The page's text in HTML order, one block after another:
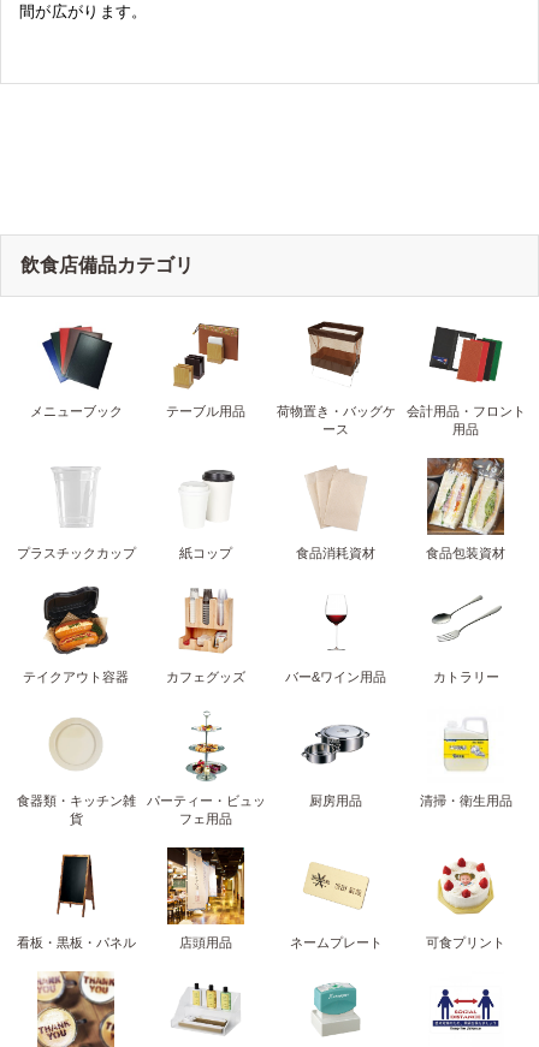
間が広がります。
飲食店備品カテゴリ
メニューブック テーブル用品
荷物置き・バッグケ
ース
会計用品・フロント
用品
プラスチックカップ 紙コップ 食品消耗資材 食品包装資材
テイクアウト容器 カフェグッズ バー&ワイン用品 カトラリー
食器類・キッチン雑
貨
パーティー・ビュッ
フェ用品
厨房用品 清掃・衛生用品
看板・黒板・パネル 店頭用品 ネームプレート 可食プリント